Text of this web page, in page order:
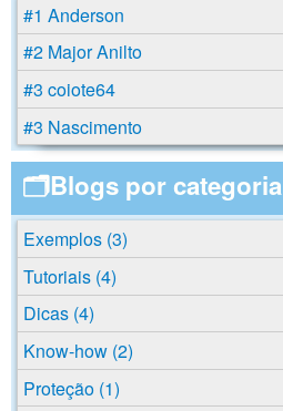
#1 Anderson
#2 Major Anilto
#3 coiote64
#3 Nascimento
🗂️Blogs por categoria
Exemplos (3)
Tutoriais (4)
Dicas (4)
Know-how (2)
Proteção (1)